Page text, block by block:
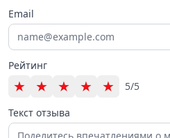
Email
Рейтинг
★ ★ ★ ★ ★
5/5
Текст отзыва